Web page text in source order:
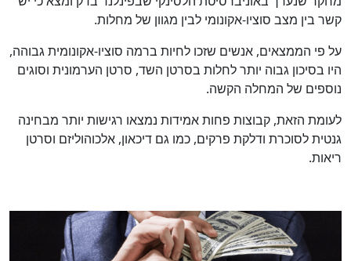
קשר בין מצב סוציו-אקונומי לבין מגוון של מחלות.
על פי הממצאים, אנשים שזכו לחיות ברמה סוציו-אקונומית גבוהה,
היו בסיכון גבוה יותר לחלות בסרטן השד, סרטן הערמונית וסוגים
נוספים של המחלה הקשה.
לעומת הזאת, קבוצות פחות אמידות נמצאו רגישות יותר מבחינה
גנטית לסוכרת ודלקת פרקים, כמו גם דיכאון, אלכוהוליזם וסרטן
ריאות.